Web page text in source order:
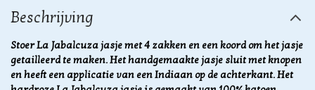
Beschrijving
Stoer La Jabalcuza jasje met 4 zakken en een koord om het jasje
getailleerd te maken. Het handgemaakte jasje sluit met knopen
en heeft een applicatie van een Indiaan op de achterkant. Het